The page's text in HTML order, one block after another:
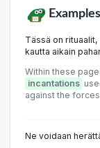
Tässä on
kautta aikain
Within these
incantations
against the
Ne voidaan